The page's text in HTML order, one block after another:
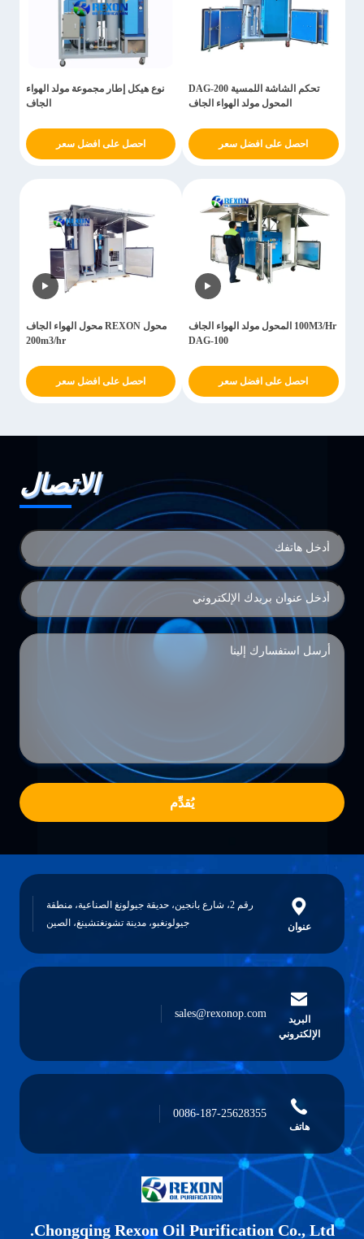
تحكم الشاشة اللمسية DAG-200
المحول مولد الهواء الجاف
احصل على افضل سعر
نوع هيكل إطار مجموعة مولد الهواء
الجاف
احصل على افضل سعر
100M3/Hr المحول مولد الهواء الجاف
DAG-100
احصل على افضل سعر
محول REXON محول الهواء الجاف
200m3/hr
احصل على افضل سعر
الاتصال
يُقدِّم
عنوان
رقم 2، شارع بانجين، حديقة جيولونغ الصناعية، منطقة
جيولونغبو، مدينة تشونغتشينغ، الصين
البريد
الإلكتروني
sales@rexonop.com
هاتف
0086-187-25628355
Chongqing Rexon Oil Purification Co., Ltd.